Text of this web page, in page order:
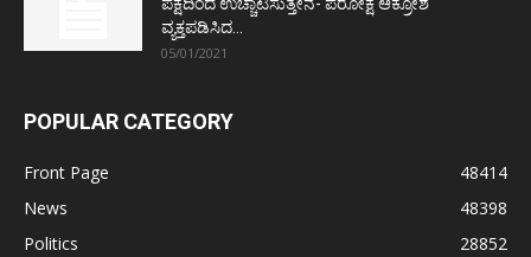
ಪಕ್ಷದಿಂದ ಉಚ್ಚಾಟಿಸುತ್ತೇನೆ- ಪರೋಕ್ಷ ಆಕ್ರೋಶ
ವ್ಯಕ್ತಪಡಿಸಿದ...
05/01/2021
POPULAR CATEGORY
Front Page
48414
News
48398
Politics
28852